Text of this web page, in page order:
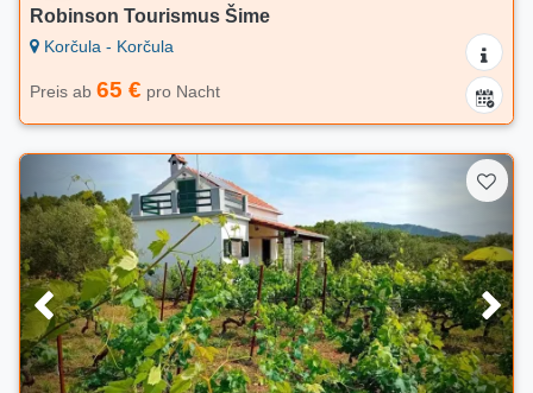
Robinson Tourismus Šime
Korčula - Korčula
Preis ab 65 € pro Nacht